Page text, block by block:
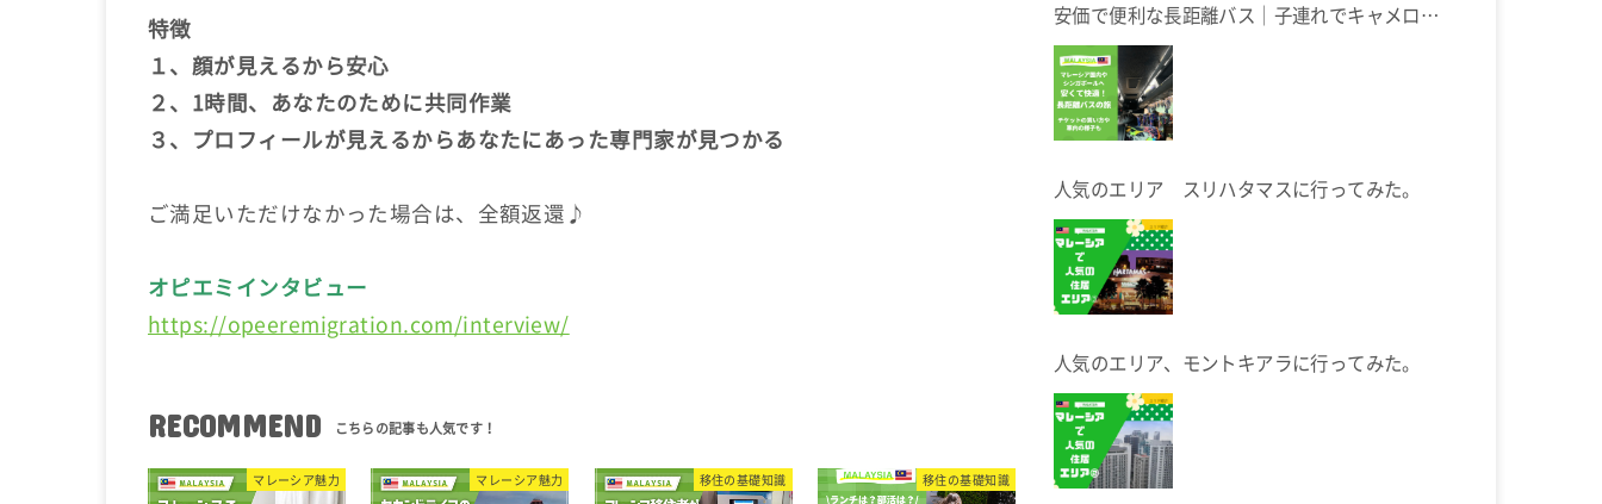
特徴
１、顔が見えるから安心
２、1時間、あなたのために共同作業
３、プロフィールが見えるからあなたにあった専門家が見つかる
ご満足いただけなかった場合は、全額返還♪
オピエミインタビュー
https://opeeremigration.com/interview/
RECOMMEND
マレーシア魅力 マレーシア魅力 移住の基礎知識 移住の基礎知識
安価で便利な長距離バス｜子連れでキャメロン
ハイランドへ
人気のエリア スリハタマスに行ってみた。
人気のエリア、モントキアラに行ってみた。